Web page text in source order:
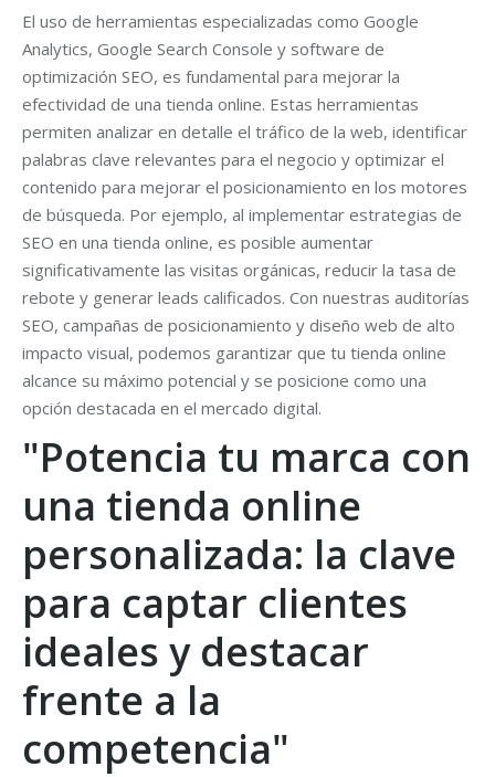
El uso de herramientas especializadas como Google
Analytics, Google Search Console y software de
optimización SEO, es fundamental para mejorar la
efectividad de una tienda online. Estas herramientas
permiten analizar en detalle el tráfico de la web, identificar
palabras clave relevantes para el negocio y optimizar el
contenido para mejorar el posicionamiento en los motores
de búsqueda. Por ejemplo, al implementar estrategias de
SEO en una tienda online, es posible aumentar
significativamente las visitas orgánicas, reducir la tasa de
rebote y generar leads calificados. Con nuestras auditorías
SEO, campañas de posicionamiento y diseño web de alto
impacto visual, podemos garantizar que tu tienda online
alcance su máximo potencial y se posicione como una
opción destacada en el mercado digital.
"Potencia tu marca con
una tienda online
personalizada: la clave
para captar clientes
ideales y destacar
frente a la
competencia"